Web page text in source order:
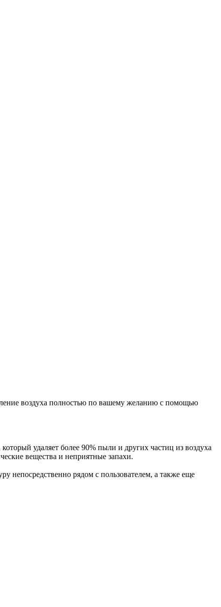
воздуха полностью по вашему желанию с помощью
удаляет более 90% пыли и других частиц из воздуха
вещества и неприятные запахи.
непосредственно рядом с пользователем, а также еще